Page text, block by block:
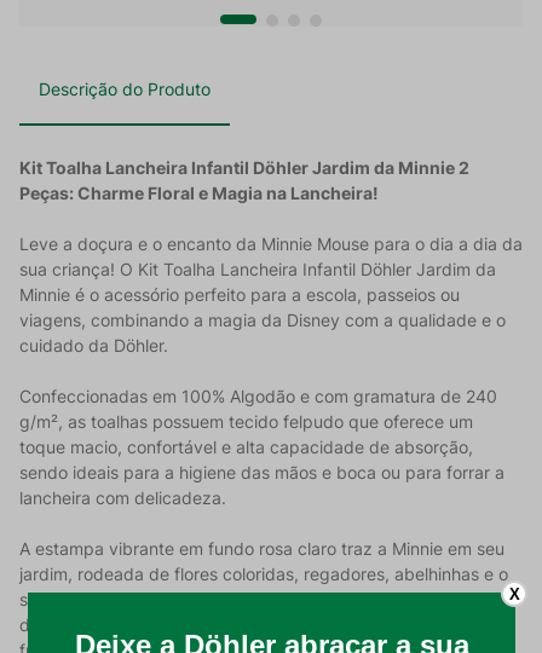
Descrição do Produto
Kit Toalha Lancheira Infantil Döhler Jardim da Minnie 2
Peças: Charme Floral e Magia na Lancheira!
Leve a doçura e o encanto da Minnie Mouse para o dia a dia da
sua criança! O Kit Toalha Lancheira Infantil Döhler Jardim da
Minnie é o acessório perfeito para a escola, passeios ou
viagens, combinando a magia da Disney com a qualidade e o
cuidado da Döhler.
Confeccionadas em 100% Algodão e com gramatura de 240
g/m², as toalhas possuem tecido felpudo que oferece um
toque macio, confortável e alta capacidade de absorção,
sendo ideais para a higiene das mãos e boca ou para forrar a
lancheira com delicadeza.
A estampa vibrante em fundo rosa claro traz a Minnie em seu
jardim, rodeada de flores coloridas, regadores, abelhinhas e o
seu gatinho Fígaro, adicionando um toque de delicadeza e
diversão ao momento do lanche. É a combinação perfeita de
X